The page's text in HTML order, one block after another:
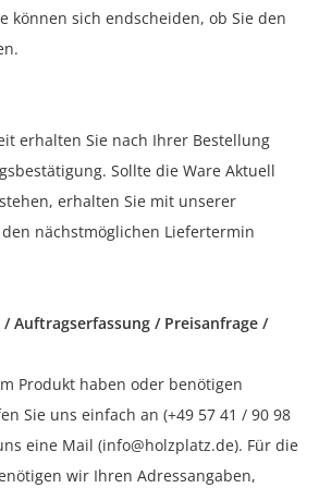
können sich endscheiden, ob Sie den
erhalten Sie nach Ihrer Bestellung
Sollte die Ware Aktuell
erhalten Sie mit unserer
nächstmöglichen Liefertermin
Auftragserfassung / Preisanfrage /
Produkt haben oder benötigen
Sie uns einfach an (+49 57 41 / 90 98
eine Mail (info@holzplatz.de). Für die
wir Ihren Adressangaben,